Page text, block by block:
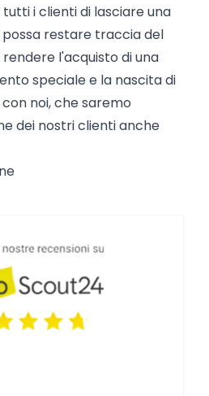
i clienti di lasciare una
restare traccia del
l'acquisto di una
speciale e la nascita di
noi, che saremo
dei nostri clienti anche